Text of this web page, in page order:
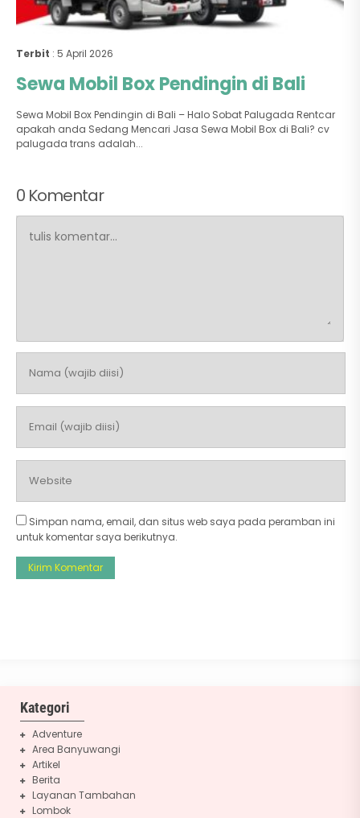
Terbit : 5 April 2026
Sewa Mobil Box Pendingin di Bali
Sewa Mobil Box Pendingin di Bali – Halo Sobat Palugada Rentcar
apakah anda Sedang Mencari Jasa Sewa Mobil Box di Bali? cv
palugada trans adalah...
0 Komentar
Simpan nama, email, dan situs web saya pada peramban ini
untuk komentar saya berikutnya.
Kategori
Adventure
Area Banyuwangi
Artikel
Berita
Layanan Tambahan
Lombok